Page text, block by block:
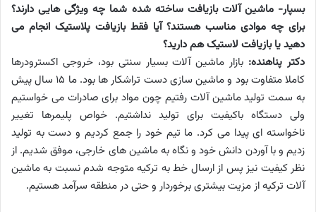
بسپار- ماشین آلات بازیافت ساخته شده شما چه ویژگی هایی دارند؟
برای چه موادی مناسب هستند؟ آیا فقط بازیافت پلاستیک انجام می
دهید یا بازیافت لاستیک هم دارید؟
دکتر پناهنده: بازار ماشین آلات بسیار سنتی بود، خروجی اکسترودرها
کاملا متفاوت بود و ماشین سازی دست تراشکار ها بود. ما 15 سال پیش
به سمت تولید ماشین آلات رفتیم چون مواد برای صادرات می خواستیم
ولی دستگاه باکیفیت برای تولید نداشتیم. خواص پلیمرها تغییر
ناخواسته ای پیدا می کرد. ما تیم خود را جمع کردیم و دست به تولید
زدیم و با آوردن دانش خود و نگاه به ماشین های خارجی، موفق شدیم. از
نظر کیفیت نیز پس از ارسال خط به ترکیه متوجه شدم نسبت به ماشین
آلات ترکیه از مزیت بیشتری برخوردار و حتی در منطقه سرآمد هستیم.